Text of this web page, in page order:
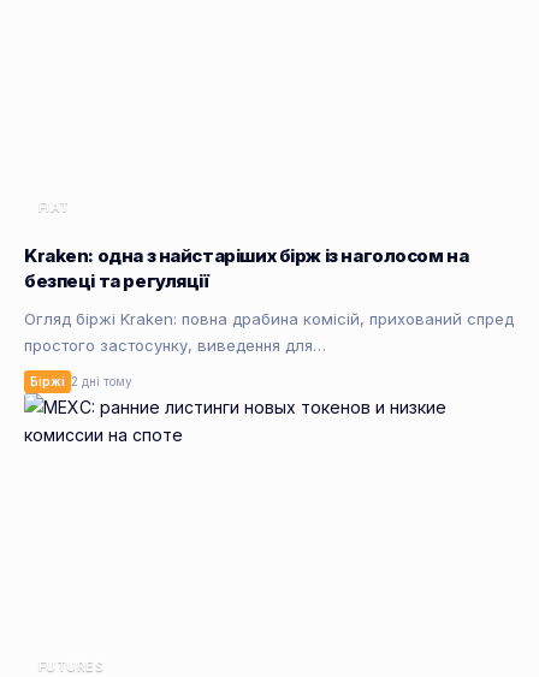
FIAT
Kraken: одна з найстаріших бірж із наголосом на
безпеці та регуляції
Огляд біржі Kraken: повна драбина комісій, прихований спред
простого застосунку, виведення для…
Біржі 2 дні тому
FUTURES